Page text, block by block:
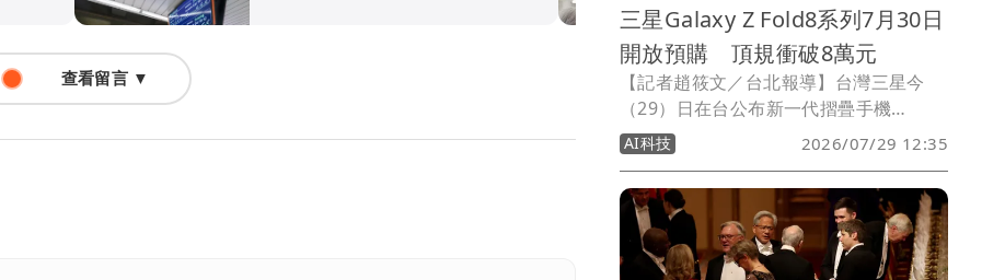
查看留言 ▼
三星Galaxy Z Fold8系列7月30日
開放預購 頂規衝破8萬元
【記者趙筱文／台北報導】台灣三星今
（29）日在台公布新一代摺疊手機
Galaxy Z Fold8 Ultra、Galaxy Z Fold8
與Galaxy Z Flip8的上市及預購資訊，其
中Galaxy Z Fold8 Ultra售價為65,900元
起、主打寬螢幕設計的Galaxy Z Fold8為
59,900元起，Galaxy Z Flip8則為38,900
元起，預計8月14日正式上市。
AI科技 2026/07/29 12:35